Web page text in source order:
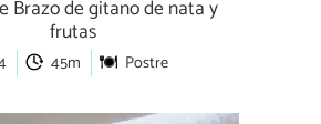
Brazo de gitano de nata y
frutas
45m Postre